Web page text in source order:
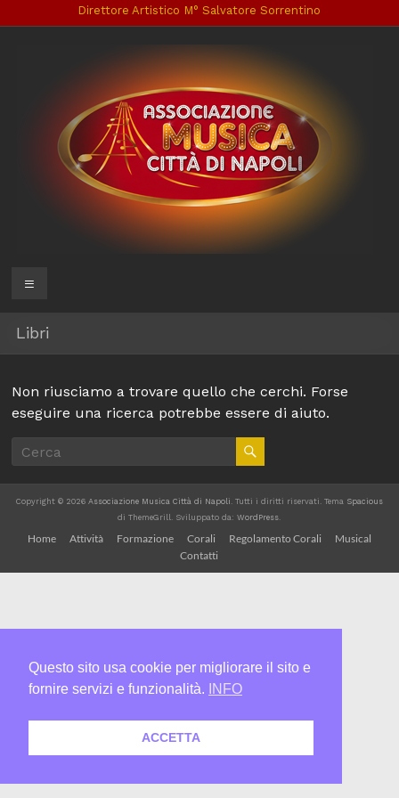
al
Direttore Artistico M° Salvatore Sorrentino
Associazione
Città
di
Napoli
e
Solidarietà
Menu
Libri
Non riusciamo a trovare quello che cerchi. Forse
eseguire una ricerca potrebbe essere di aiuto.
Copyright © 2026 Associazione Musica Città di Napoli . Tutti i diritti riservati. Tema Spacious
di ThemeGrill. Sviluppato da:WordPress.
Home Attività Formazione Corali Regolamento Corali
Musical
Contatti
Questo sito usa cookie per migliorare il sito e
fornire servizi e funzionalità.
INFO
ACCETTA